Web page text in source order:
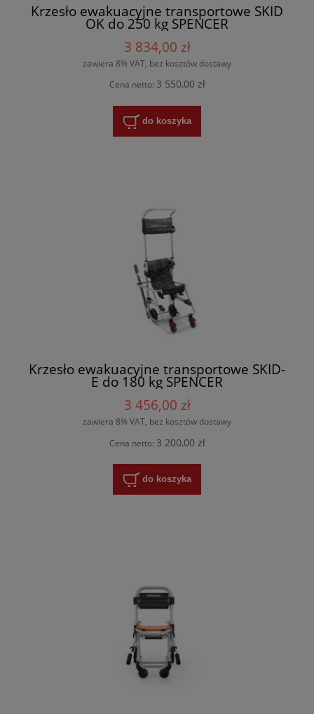
Krzesło ewakuacyjne transportowe SKID
OK do 250 kg SPENCER
3 834,00 zł
zawiera 8% VAT, bez kosztów dostawy
Cena netto: 3 550,00 zł
do koszyka
Krzesło ewakuacyjne transportowe SKID-
E do 180 kg SPENCER
3 456,00 zł
zawiera 8% VAT, bez kosztów dostawy
Cena netto: 3 200,00 zł
do koszyka